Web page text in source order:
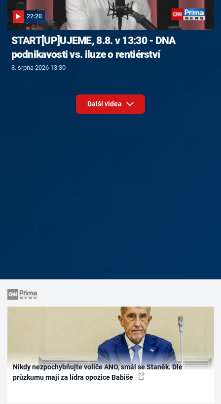
22:20
START[UP]UJEME, 8.8. v 13:30 - DNA
podnikavosti vs. iluze o rentiérství
8. srpna 2026 13:30
Další videa
Nikdy nezpochybňujte voliče ANO, smál se Staněk. Dle
průzkumu mají za lídra opozice Babiše